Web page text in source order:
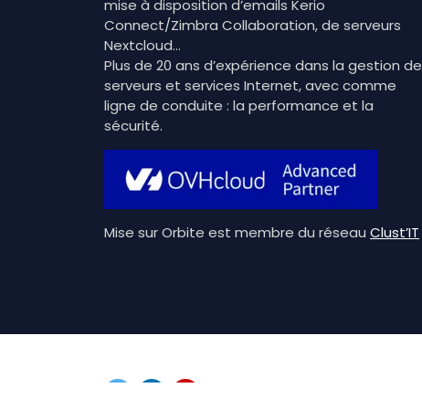
mise à disposition d’emails Kerio
Connect/Zimbra Collaboration, de serveurs
Nextcloud…
Plus de 20 ans d’expérience dans la gestion de
serveurs et services Internet, avec comme
ligne de conduite : la performance et la
sécurité.
Mise sur Orbite est membre du réseau Clust’IT